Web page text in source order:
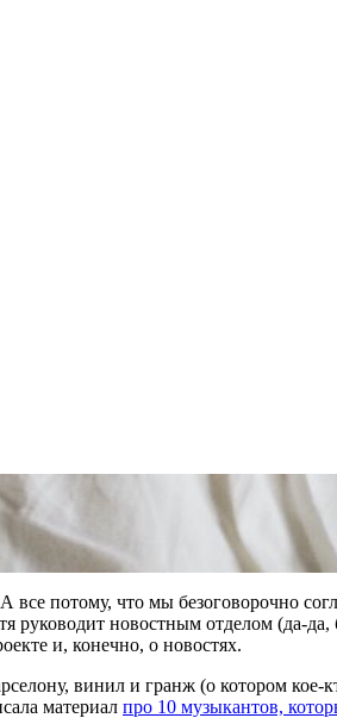
потому, что мы безоговорочно
новостным отделом (да-
и, конечно, о новостях.
винил и гранж (о котором
материал про 10 музыкантов,